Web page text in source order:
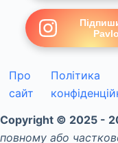
Про
сайт
Політика
Copyright © 2025 -
повному або